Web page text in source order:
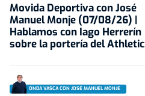
Movida Deportiva con José
Manuel Monje (07/08/26) |
Hablamos con Iago Herrerín
sobre la portería del Athletic
ONDA VASCA CON JOSÉ MANUEL MONJE